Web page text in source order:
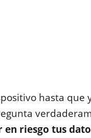
hasta que
riesgo tus